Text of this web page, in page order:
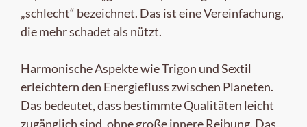
„schlecht“ bezeichnet. Das ist eine Vereinfachung,
die mehr schadet als nützt.
Harmonische Aspekte wie Trigon und Sextil
erleichtern den Energiefluss zwischen Planeten.
Das bedeutet, dass bestimmte Qualitäten leicht
zugänglich sind, ohne große innere Reibung. Das